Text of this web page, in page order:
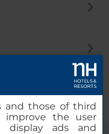
and those of third
improve the user
display ads and